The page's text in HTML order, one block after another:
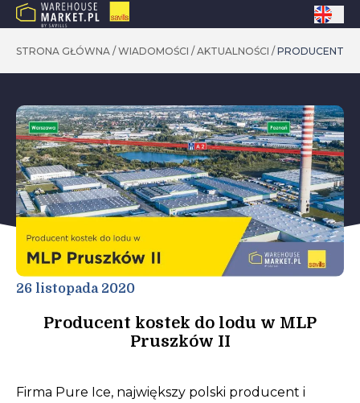
STRONA GŁÓWNA / WIADOMOŚCI / AKTUALNOŚCI / PRODUCENT
26 listopada 2020
Producent kostek do lodu w MLP
Pruszków II
Firma Pure Ice, największy polski producent i